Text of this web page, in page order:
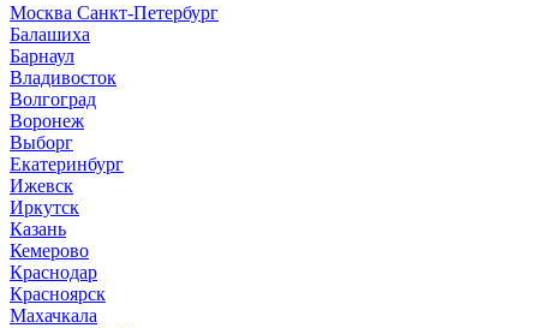
Москва Санкт-Петербург
Балашиха
Барнаул
Владивосток
Волгоград
Воронеж
Выборг
Екатеринбург
Ижевск
Иркутск
Казань
Кемерово
Краснодар
Красноярск
Махачкала